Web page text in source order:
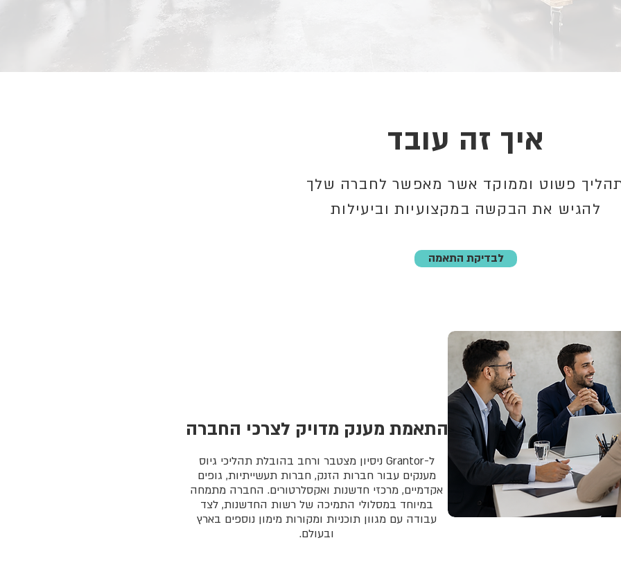
איך זה עובד
פשוט וממוקד אשר מאפשר לחברה שלך
להגיש את הבקשה במקצועיות וביעילות
לבדיקת התאמה
התאמת מענק מדויק לצרכי החברה
ל-Grantor ניסיון מצטבר ורחב בהובלת תהליכי גיוס
מענקים עבור חברות הזנק, חברות תעשייתיות, גופים
אקדמיים, מרכזי חדשנות ואקסלרטורים. החברה מתמחה
במיוחד במסלולי התמיכה של רשות החדשנות, לצד
עבודה עם מגוון תוכניות ומקורות מימון נוספים בארץ
ובעולם.